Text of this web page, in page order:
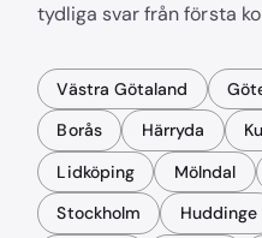
tydliga svar från första
Västra Götaland
Borås
Härryda
Lidköping
Mölndal
Stockholm
Huddinge